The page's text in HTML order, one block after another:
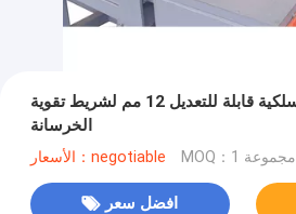
آلة لحام شبكة سلكية قابلة للتعديل 12 مم لشريط تقوية
الخرسانة
الأسعار：negotiable MOQ：1 مجموعة
افضل سعر